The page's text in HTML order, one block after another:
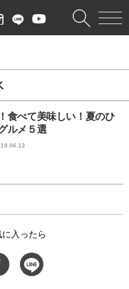
食べて美味しい！夏のひ
ルメ５選
入ったら